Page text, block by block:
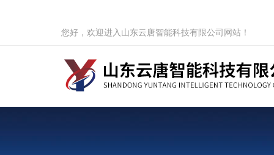
您好，欢迎进入山东云唐智能科技有限公司网站！